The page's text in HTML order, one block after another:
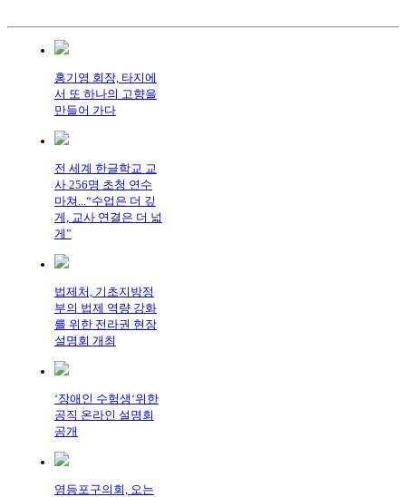
홍기영 회장, 타지에
서 또 하나의 고향을
만들어 가다
전 세계 한글학교 교
사 256명 초청 연수
마쳐...“수업은 더 깊
게, 교사 연결은 더 넓
게”
법제처, 기초지방정
부의 법제 역량 강화
를 위한 전라권 현장
설명회 개최
‘장애인 수험생‘위한
공직 온라인 설명회
공개
영등포구의회, 오는